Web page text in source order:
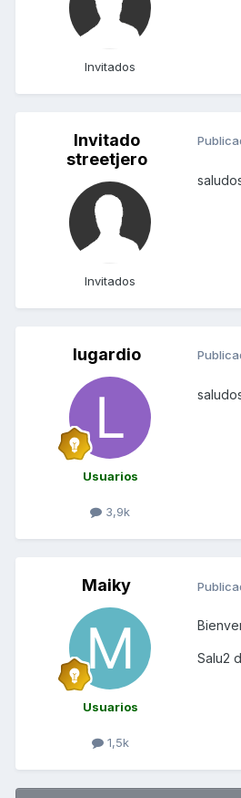
Invitados
Invitado
streetjero
Invitados
lugardio
Usuarios
3,9k
Maiky
Usuarios
1,5k
Salu2